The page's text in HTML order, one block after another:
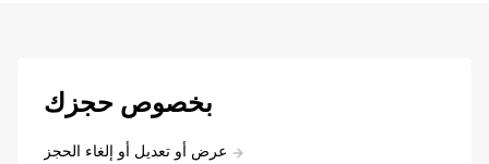
بخصوص حجزك
عرض أو تعديل أو إلغاء الحجز